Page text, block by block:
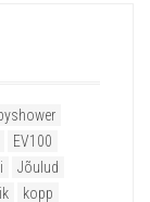
EV100
Jõulud
kopp